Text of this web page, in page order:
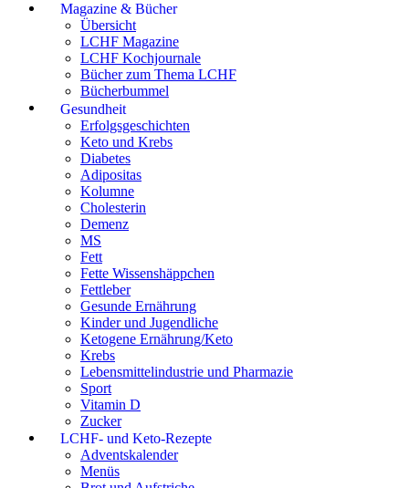
Magazine & Bücher
Übersicht
LCHF Magazine
LCHF Kochjournale
Bücher zum Thema LCHF
Bücherbummel
Gesundheit
Erfolgsgeschichten
Keto und Krebs
Diabetes
Adipositas
Kolumne
Cholesterin
Demenz
MS
Fett
Fette Wissenshäppchen
Fettleber
Gesunde Ernährung
Kinder und Jugendliche
Ketogene Ernährung/Keto
Krebs
Lebensmittelindustrie und Pharmazie
Sport
Vitamin D
Zucker
LCHF- und Keto-Rezepte
Adventskalender
Menüs